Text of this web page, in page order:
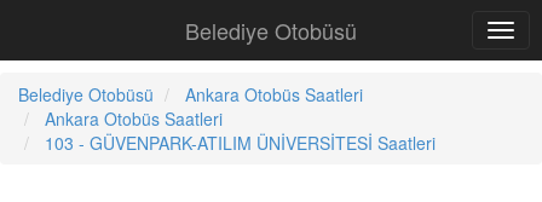
Belediye Otobüsü
Belediye Otobüsü
Ankara Otobüs Saatleri
Ankara Otobüs Saatleri
103 - GÜVENPARK-ATILIM ÜNİVERSİTESİ Saatleri